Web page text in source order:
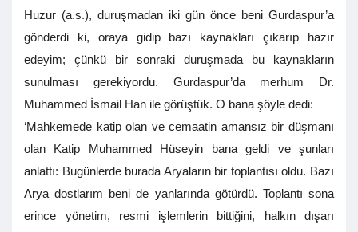
Huzur (a.s.), duruşmadan iki gün önce beni Gurdaspur’a
gönderdi ki, oraya gidip bazı kaynakları çıkarıp hazır
edeyim; çünkü bir sonraki duruşmada bu kaynakların
sunulması gerekiyordu. Gurdaspur’da merhum Dr.
Muhammed İsmail Han ile görüştük. O bana şöyle dedi:
‘Mahkemede katip olan ve cemaatin amansız bir düşmanı
olan Katip Muhammed Hüseyin bana geldi ve şunları
anlattı: Bugünlerde burada Aryaların bir toplantısı oldu. Bazı
Arya dostlarım beni de yanlarında götürdü. Toplantı sona
erince yönetim, resmi işlemlerin bittiğini, halkın dışarı